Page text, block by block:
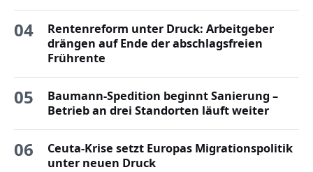
04
Rentenreform unter Druck: Arbeitgeber
drängen auf Ende der abschlagsfreien
Frührente
05
Baumann-Spedition beginnt Sanierung –
Betrieb an drei Standorten läuft weiter
06
Ceuta-Krise setzt Europas Migrationspolitik
unter neuen Druck